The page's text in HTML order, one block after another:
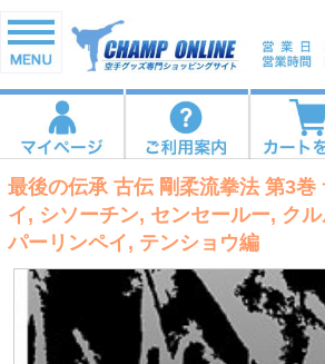
最後の伝承 古伝 剛柔流拳法 第3巻
イ, シソーチン, センセールー, ク
パーリンペイ, テンショウ編